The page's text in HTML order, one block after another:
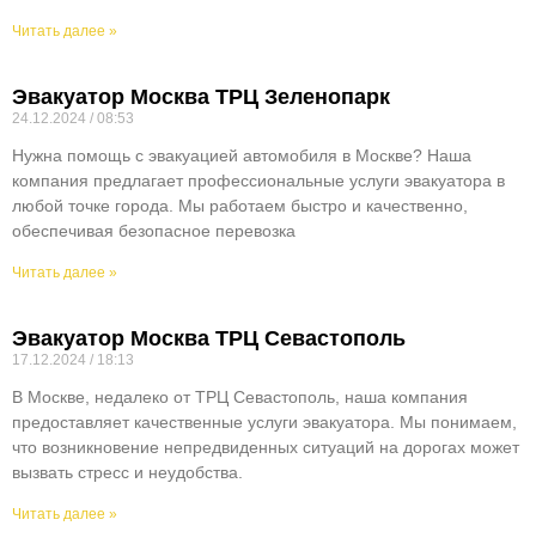
Читать далее »
Эвакуатор Москва ТРЦ Зеленопарк
24.12.2024 08:53
Нужна помощь с эвакуацией автомобиля в Москве? Наша
компания предлагает профессиональные услуги эвакуатора в
любой точке города. Мы работаем быстро и качественно,
обеспечивая безопасное перевозка
Читать далее »
Эвакуатор Москва ТРЦ Севастополь
17.12.2024 18:13
В Москве, недалеко от ТРЦ Севастополь, наша компания
предоставляет качественные услуги эвакуатора. Мы понимаем,
что возникновение непредвиденных ситуаций на дорогах может
вызвать стресс и неудобства.
Читать далее »